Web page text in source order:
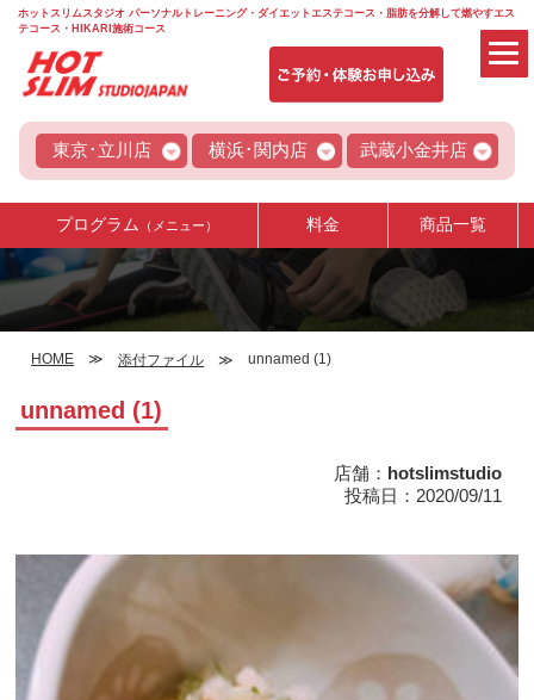
ホットスリムスタジオ パーソナルトレーニング・ダイエットエステコース・脂肪を分解して燃やすエス
テコース・HIKARI施術コース
東京･立川店 横浜･関内店 武蔵小金井店
プログラム （メニュー） 料金 商品一覧
HOME 添付ファイル unnamed (1)
unnamed (1)
店舗： hotslimstudio
投稿日：2020/09/11